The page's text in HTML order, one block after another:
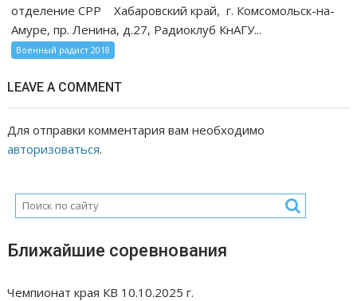
отделение СРР Хабаровский край, г. Комсомольск-на-
Амуре, пр. Ленина, д.27, Радиоклуб КнАГУ...
Военный радист 2018
LEAVE A COMMENT
Для отправки комментария вам необходимо
авторизоваться.
Ближайшие соревнования
Чемпионат края КВ 10.10.2025 г.